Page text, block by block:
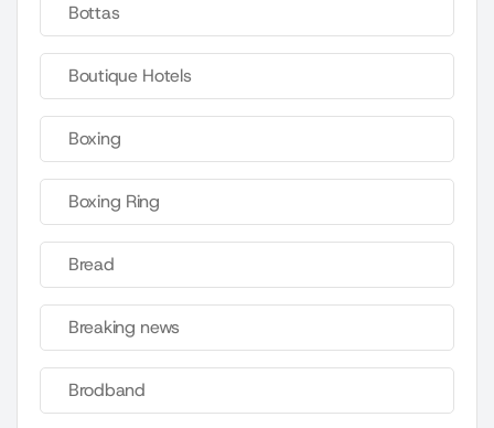
Bottas
Boutique Hotels
Boxing
Boxing Ring
Bread
Breaking news
Brodband